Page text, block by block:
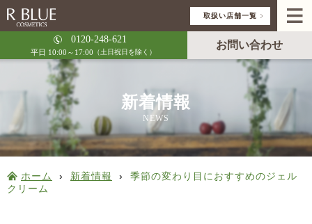
取扱い店舗一覧
0120-248-621
平日 10:00～17:00 （土日祝日を除く）
お問い合わせ
新着情報
NEWS
ホーム › 新着情報 ›
季節の変わり目におすすめのジェル
クリーム